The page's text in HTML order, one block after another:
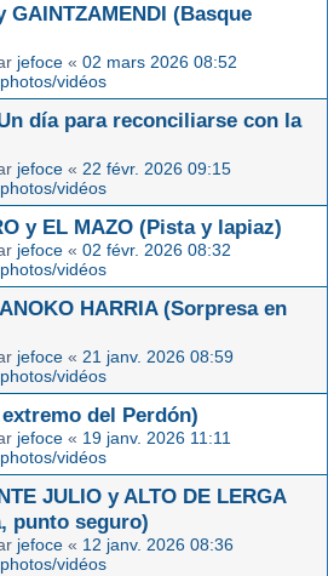
GAINTZAMENDI (Basque
jefoce « 02 mars 2026 08:52
vidéos
día para reconciliarse con la
jefoce « 22 févr. 2026 09:15
vidéos
y EL MAZO (Pista y lapiaz)
jefoce « 02 févr. 2026 08:32
vidéos
HARRIA (Sorpresa en
jefoce « 21 janv. 2026 08:59
vidéos
del Perdón)
jefoce « 19 janv. 2026 11:11
vidéos
JULIO y ALTO DE LERGA
punto seguro)
jefoce « 12 janv. 2026 08:36
vidéos